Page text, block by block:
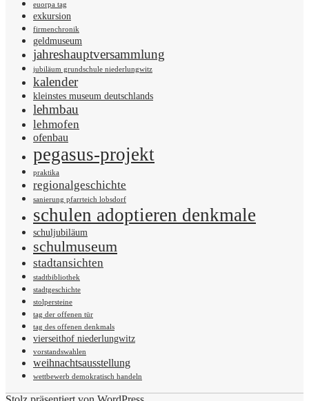
euorpa tag
exkursion
firmenchronik
geldmuseum
jahreshauptversammlung
jubiläum grundschule niederlungwitz
kalender
kleinstes museum deutschlands
lehmbau
lehmofen
ofenbau
pegasus-projekt
praktika
regionalgeschichte
sanierung pfarrteich lobsdorf
schulen adoptieren denkmale
schuljubiläum
schulmuseum
stadtansichten
stadtbibliothek
stadtgeschichte
stolpersteine
tag der offenen tür
tag des offenen denkmals
vierseithof niederlungwitz
vorstandswahlen
weihnachtsausstellung
wettbewerb demokratisch handeln